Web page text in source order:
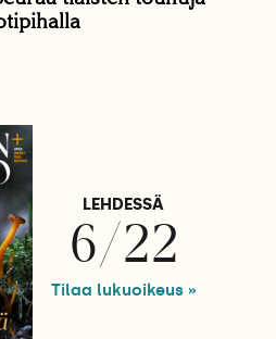
LEHDESSÄ
6/22
Tilaa lukuoikeus »